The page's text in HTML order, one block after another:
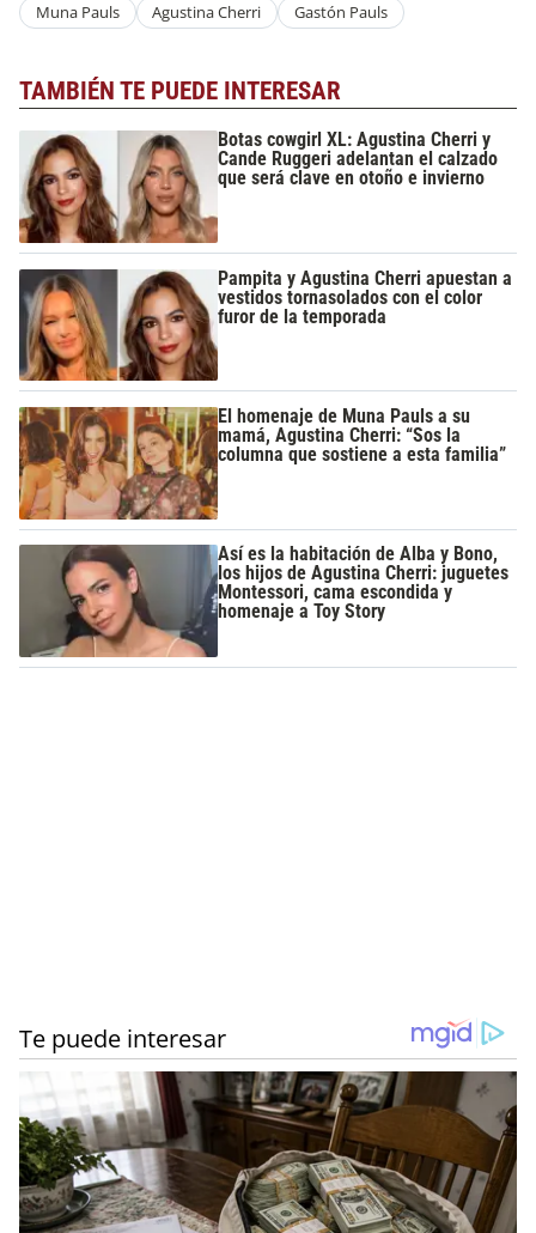
Muna Pauls Agustina Cherri Gastón Pauls
TAMBIÉN TE PUEDE INTERESAR
Botas cowgirl XL: Agustina Cherri y
Cande Ruggeri adelantan el calzado
que será clave en otoño e invierno
Pampita y Agustina Cherri apuestan a
vestidos tornasolados con el color
furor de la temporada
El homenaje de Muna Pauls a su
mamá, Agustina Cherri: “Sos la
columna que sostiene a esta familia”
Así es la habitación de Alba y Bono,
los hijos de Agustina Cherri: juguetes
Montessori, cama escondida y
homenaje a Toy Story